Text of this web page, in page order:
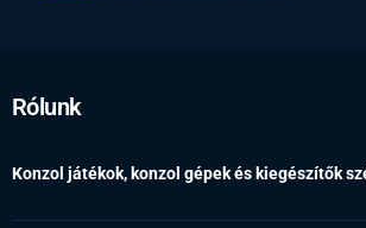
Rólunk
Konzol játékok, konzol gépek és kiegészítők